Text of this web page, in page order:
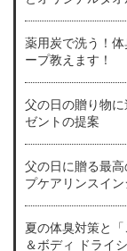
薬用炭で洗う！
ープ教えます！
父の日の贈り物
ゼントの提案
父の日に贈る最
プケアリンスイ
夏の体臭対策と
＆ボディ ドライ